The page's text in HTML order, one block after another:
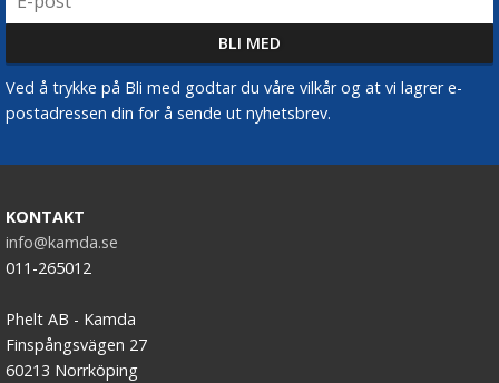
Ved å trykke på Bli med godtar du våre vilkår og at vi lagrer e-
postadressen din for å sende ut nyhetsbrev.
KONTAKT
info@kamda.se
011-265012
Phelt AB - Kamda
Finspångsvägen 27
60213 Norrköping